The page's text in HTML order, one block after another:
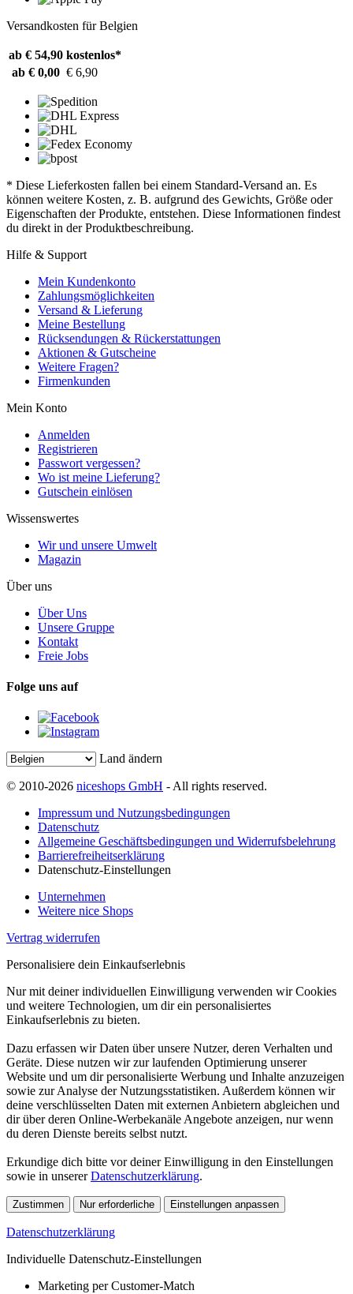
Versandkosten für Belgien
ab € 54,90 kostenlos*
ab € 0,00 € 6,90
* Diese Lieferkosten fallen bei einem Standard-Versand an. Es
können weitere Kosten, z. B. aufgrund des Gewichts, Größe oder
Eigenschaften der Produkte, entstehen. Diese Informationen findest
du direkt in der Produktbeschreibung.
Hilfe & Support
Mein Kundenkonto
Zahlungsmöglichkeiten
Versand & Lieferung
Meine Bestellung
Rücksendungen & Rückerstattungen
Aktionen & Gutscheine
Weitere Fragen?
Firmenkunden
Mein Konto
Anmelden
Registrieren
Passwort vergessen?
Wo ist meine Lieferung?
Gutschein einlösen
Wissenswertes
Wir und unsere Umwelt
Magazin
Über uns
Über Uns
Unsere Gruppe
Kontakt
Freie Jobs
Folge uns auf
Land ändern
© 2010-2026 niceshops GmbH - All rights reserved.
Impressum und Nutzungsbedingungen
Datenschutz
Allgemeine Geschäftsbedingungen und Widerrufsbelehrung
Barrierefreiheitserklärung
Datenschutz-Einstellungen
Unternehmen
Weitere nice Shops
Vertrag widerrufen
Personalisiere dein Einkaufserlebnis
Nur mit deiner individuellen Einwilligung verwenden wir Cookies
und weitere Technologien, um dir ein personalisiertes
Einkaufserlebnis zu bieten.
Dazu erfassen wir Daten über unsere Nutzer, deren Verhalten und
Geräte. Diese nutzen wir zur laufenden Optimierung unserer
Website und um dir personalisierte Werbung und Inhalte anzuzeigen
sowie zur Analyse der Nutzungsstatistiken. Außerdem können wir
deine verschlüsselten Daten mit externen Anbietern abgleichen und
dir über deren Online-Werbekanäle Angebote anzeigen, nur wenn
du deren Dienste bereits selbst nutzt.
Erkundige dich bitte vor deiner Einwilligung in den Einstellungen
sowie in unsererDatenschutzerklärung.
Zustimmen Nur erforderliche Einstellungen anpassen
Datenschutzerklärung
Individuelle Datenschutz-Einstellungen
Marketing per Customer-Match